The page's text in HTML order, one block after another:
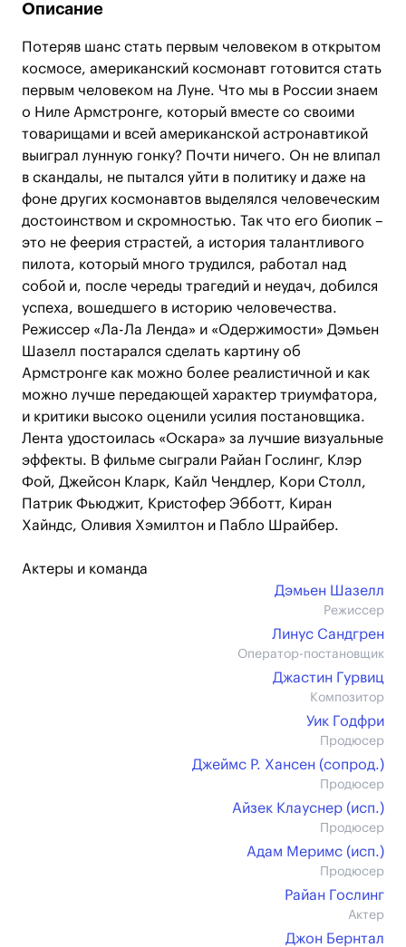
Описание
Потеряв шанс стать первым человеком в открытом
космосе, американский космонавт готовится стать
первым человеком на Луне. Что мы в России знаем
о Ниле Армстронге, который вместе со своими
товарищами и всей американской астронавтикой
выиграл лунную гонку? Почти ничего. Он не влипал
в скандалы, не пытался уйти в политику и даже на
фоне других космонавтов выделялся человеческим
достоинством и скромностью. Так что его биопик –
это не феерия страстей, а история талантливого
пилота, который много трудился, работал над
собой и, после череды трагедий и неудач, добился
успеха, вошедшего в историю человечества.
Режиссер «Ла-Ла Ленда» и «Одержимости» Дэмьен
Шазелл постарался сделать картину об
Армстронге как можно более реалистичной и как
можно лучше передающей характер триумфатора,
и критики высоко оценили усилия постановщика.
Лента удостоилась «Оскара» за лучшие визуальные
эффекты. В фильме сыграли Райан Гослинг, Клэр
Фой, Джейсон Кларк, Кайл Чендлер, Кори Столл,
Патрик Фьюджит, Кристофер Эбботт, Киран
Хайндс, Оливия Хэмилтон и Пабло Шрайбер.
Актеры и команда
Дэмьен Шазелл
Режиссер
Линус Сандгрен
Оператор-постановщик
Джастин Гурвиц
Композитор
Уик Годфри
Продюсер
Джеймс Р. Хансен (сопрод.)
Продюсер
Айзек Клауснер (иcп.)
Продюсер
Адам Меримс (иcп.)
Продюсер
Райан Гослинг
Актер
Джон Бернтал